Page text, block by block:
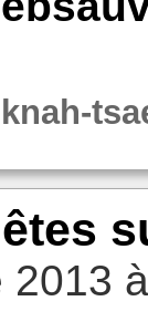
2013